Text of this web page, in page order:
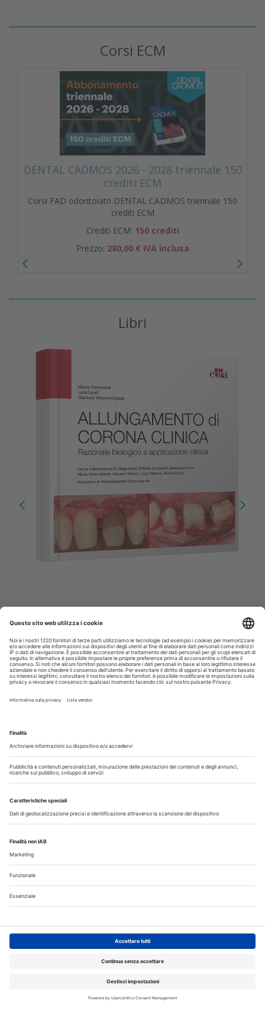
Corsi ECM
DENTAL CADMOS 2026 - 2028 triennale 150
crediti ECM
Corsi FAD odontoiatri DENTAL CADMOS triennale 150
crediti ECM
Crediti ECM: 150 crediti
Prezzo: 280,00 € IVA inclusa
Libri
Scopri il nuovo numero
I più letti
La CAO richiama i direttori sanitari agli obblighi di